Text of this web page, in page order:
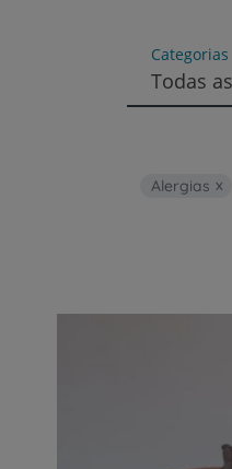
Categorias
Todas
Alergias